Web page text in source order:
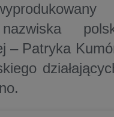
– Patryka